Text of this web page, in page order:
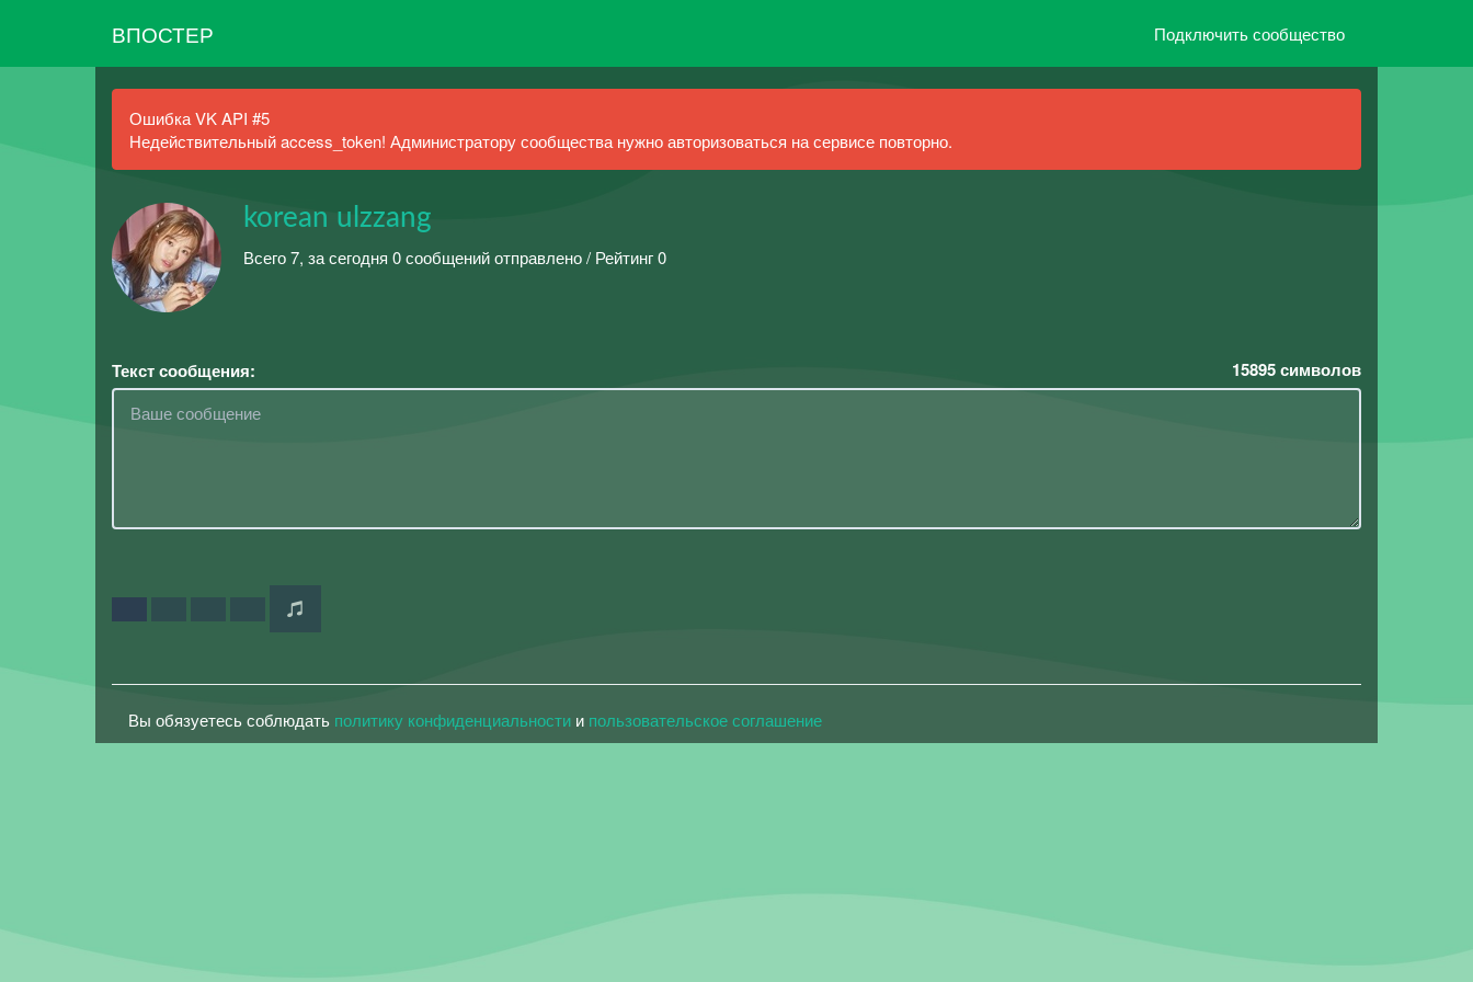
ВПОСТЕР Подключить сообщество
Ошибка VK API #5
Недействительный access_token! Администратору сообщества нужно авторизоваться на сервисе повторно.
korean ulzzang
Всего 7, за сегодня 0 сообщений отправлено / Рейтинг 0
Текст сообщения: 15895символов
Вы обязуетесь соблюдать политику конфиденциальности и пользовательское соглашение